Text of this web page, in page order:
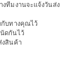
ทีมงานจะแจ้งวันส่ง
กับทางคุณไว้
ดกันไว้
งสินค้า